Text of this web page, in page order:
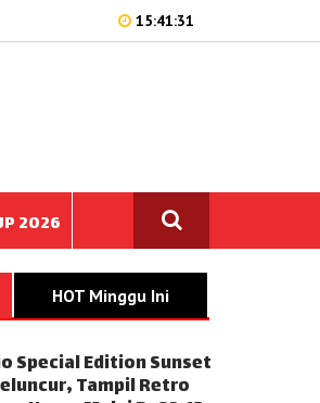
15:41:31
2026
HOT Minggu Ini
Special Edition Sunset
Tampil Retro